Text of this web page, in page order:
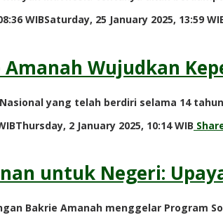
WIBSaturday, 25 January 2025, 13:59
Amanah Wujudkan
yang telah berdiri selama 14
Thursday, 2 January 2025, 10:14 WIB by
untuk Negeri:
Bakrie Amanah menggelar Program